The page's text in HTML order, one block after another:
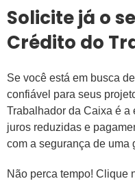
Solicite já o
Crédito do
Se você está em busca
confiável para seus
Trabalhador da Caixa é a
juros reduzidas e
com a segurança de uma
Não perca tempo! Clique